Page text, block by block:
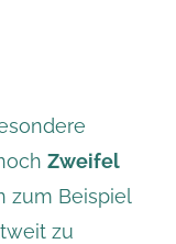
Zweifel
zum Beispiel
zu